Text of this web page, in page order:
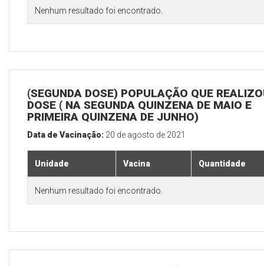
Nenhum resultado foi encontrado.
(SEGUNDA DOSE) POPULAÇÃO QUE
DOSE ( NA SEGUNDA QUINZENA DE MAIO E
PRIMEIRA QUINZENA DE JUNHO)
Data de Vacinação: 20 de agosto de 2021
Unidade Vacina Quantidade
Nenhum resultado foi encontrado.